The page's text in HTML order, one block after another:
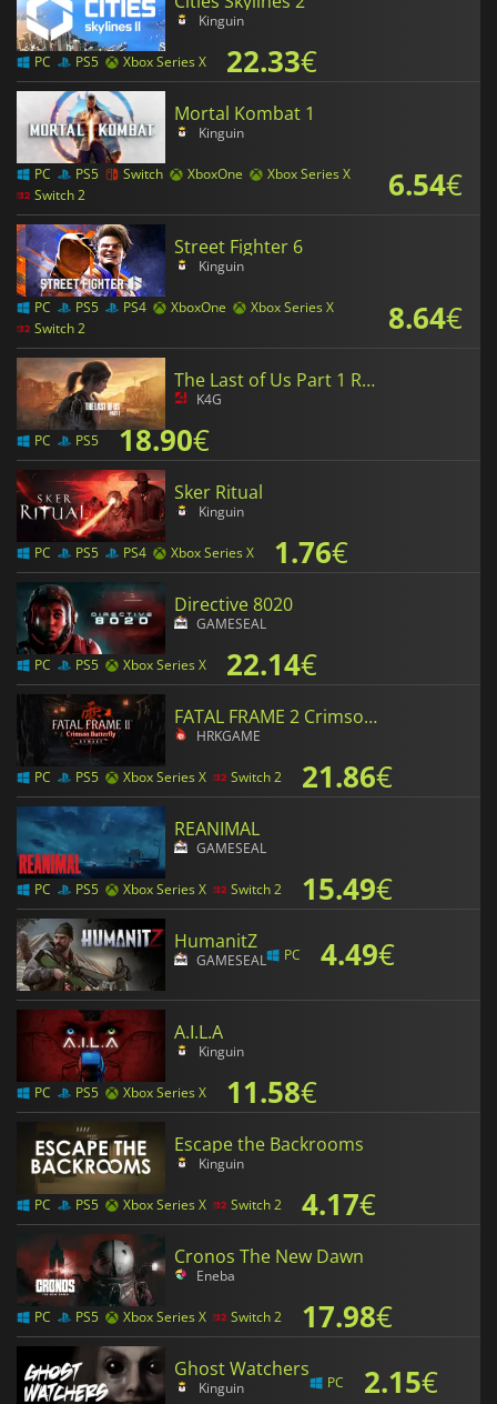
Kinguin
PC PS5 Xbox Series X 22.33€
Mortal Kombat 1
Kinguin
PC PS5 Switch XboxOne
Xbox Series X
Switch 2
6.54€
Street Fighter 6
Kinguin
PC PS5 PS4 XboxOne
Xbox Series X
Switch 2
8.64€
The Last of Us Part 1 Remake
K4G
PC PS5 18.90€
Sker Ritual
Kinguin
PC PS5 PS4 Xbox Series X 1.76€
Directive 8020
GAMESEAL
PC PS5 Xbox Series X 22.14€
FATAL FRAME 2 Crimson Butterfly REMAKE
HRKGAME
PC PS5 Xbox Series X Switch 2 21.86€
REANIMAL
GAMESEAL
PC PS5 Xbox Series X Switch 2 15.49€
HumanitZ
GAMESEAL PC 4.49€
A.I.L.A
Kinguin
PC PS5 Xbox Series X 11.58€
Escape the Backrooms
Kinguin
PC PS5 Xbox Series X Switch 2 4.17€
Cronos The New Dawn
Eneba
PC PS5 Xbox Series X Switch 2 17.98€
Ghost Watchers
Kinguin PC 2.15€